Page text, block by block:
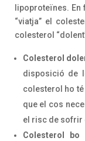
lipoproteïnes.
“viatja” el
colesterol
Colesterol
disposició de
colesterol ho té
que el cos
el risc de sofrir
Colesterol bo